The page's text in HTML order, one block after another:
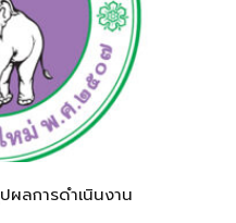
ผลการดำเนินงาน